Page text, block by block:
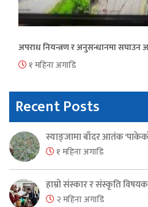
अपराध नियन्त्रण र अनुसन्धानमा सघाउन
१ महिना अगाडि
Recent Posts
स्याङ्जामा बाँदर आतंक
१ महिना अगाडि
हाम्रो संस्कार र संस्कृति
२ महिना अगाडि